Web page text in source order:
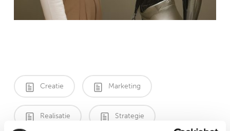
Creatie Marketing
Realisatie Strategie